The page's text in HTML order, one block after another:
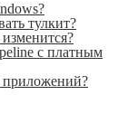
тулкит?
с платным
приложений?